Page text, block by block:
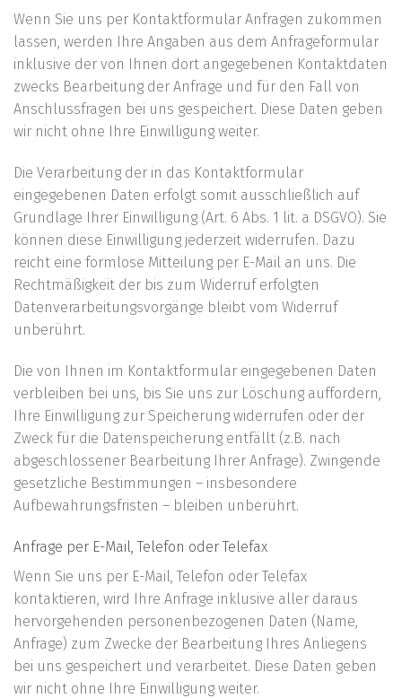
Wenn Sie uns per Kontaktformular Anfragen zukommen
lassen, werden Ihre Angaben aus dem Anfrageformular
inklusive der von Ihnen dort angegebenen Kontaktdaten
zwecks Bearbeitung der Anfrage und für den Fall von
Anschlussfragen bei uns gespeichert. Diese Daten geben
wir nicht ohne Ihre Einwilligung weiter.
Die Verarbeitung der in das Kontaktformular
eingegebenen Daten erfolgt somit ausschließlich auf
Grundlage Ihrer Einwilligung (Art. 6 Abs. 1 lit. a DSGVO). Sie
können diese Einwilligung jederzeit widerrufen. Dazu
reicht eine formlose Mitteilung per E-Mail an uns. Die
Rechtmäßigkeit der bis zum Widerruf erfolgten
Datenverarbeitungsvorgänge bleibt vom Widerruf
unberührt.
Die von Ihnen im Kontaktformular eingegebenen Daten
verbleiben bei uns, bis Sie uns zur Löschung auffordern,
Ihre Einwilligung zur Speicherung widerrufen oder der
Zweck für die Datenspeicherung entfällt (z.B. nach
abgeschlossener Bearbeitung Ihrer Anfrage). Zwingende
gesetzliche Bestimmungen – insbesondere
Aufbewahrungsfristen – bleiben unberührt.
Anfrage per E-Mail, Telefon oder Telefax
Wenn Sie uns per E-Mail, Telefon oder Telefax
kontaktieren, wird Ihre Anfrage inklusive aller daraus
hervorgehenden personenbezogenen Daten (Name,
Anfrage) zum Zwecke der Bearbeitung Ihres Anliegens
bei uns gespeichert und verarbeitet. Diese Daten geben
wir nicht ohne Ihre Einwilligung weiter.